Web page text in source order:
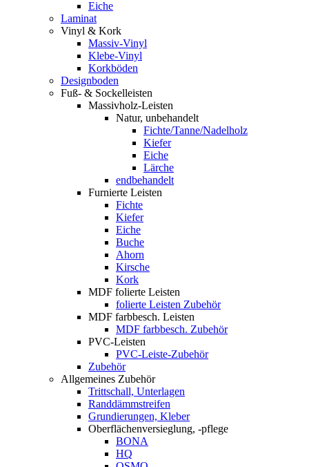
Eiche
Laminat
Vinyl & Kork
Massiv-Vinyl
Klebe-Vinyl
Korkböden
Designboden
Fuß- & Sockelleisten
Massivholz-Leisten
Natur, unbehandelt
Fichte/Tanne/Nadelholz
Kiefer
Eiche
Lärche
endbehandelt
Furnierte Leisten
Fichte
Kiefer
Eiche
Buche
Ahorn
Kirsche
Kork
MDF folierte Leisten
folierte Leisten Zubehör
MDF farbbesch. Leisten
MDF farbbesch. Zubehör
PVC-Leisten
PVC-Leiste-Zubehör
Zubehör
Allgemeines Zubehör
Trittschall, Unterlagen
Randdämmstreifen
Grundierungen, Kleber
Oberflächenversieglung, -pflege
BONA
HQ